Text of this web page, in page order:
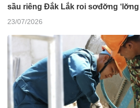
sầu riêng Đắk Lắk roi sơđơ̆ng ‘lơ̆ng
23/07/2026